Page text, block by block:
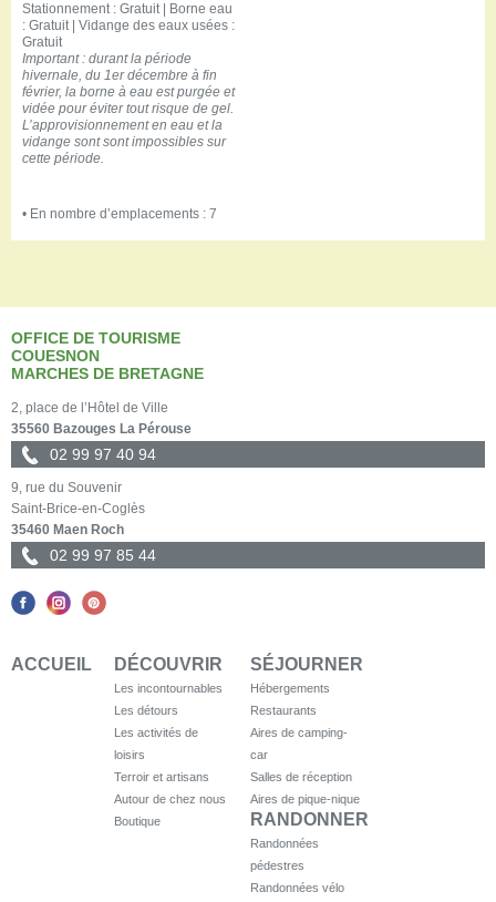
Stationnement : Gratuit | Borne eau
: Gratuit | Vidange des eaux usées :
Gratuit
Important : durant la période
hivernale, du 1er décembre à fin
février, la borne à eau est purgée et
vidée pour éviter tout risque de gel.
L’approvisionnement en eau et la
vidange sont sont impossibles sur
cette période.
• En nombre d’emplacements : 7
OFFICE DE TOURISME
COUESNON
MARCHES DE BRETAGNE
2, place de l’Hôtel de Ville
35560 Bazouges La Pérouse
02 99 97 40 94
9, rue du Souvenir
Saint-Brice-en-Coglès
35460 Maen Roch
02 99 97 85 44
ACCUEIL DÉCOUVRIR
Les incontournables
Les détours
Les activités de
loisirs
Terroir et artisans
Autour de chez nous
Boutique
SÉJOURNER
Hébergements
Restaurants
Aires de camping-
car
Salles de réception
Aires de pique-nique
RANDONNER
Randonnées
pédestres
Randonnées vélo